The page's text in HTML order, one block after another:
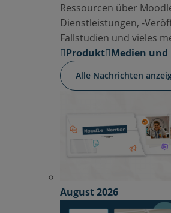
Ressourcen über
Dienstleistungen, -
Fallstudien und vieles
Produkt Medien und
Alle Nachrichten
August 2026